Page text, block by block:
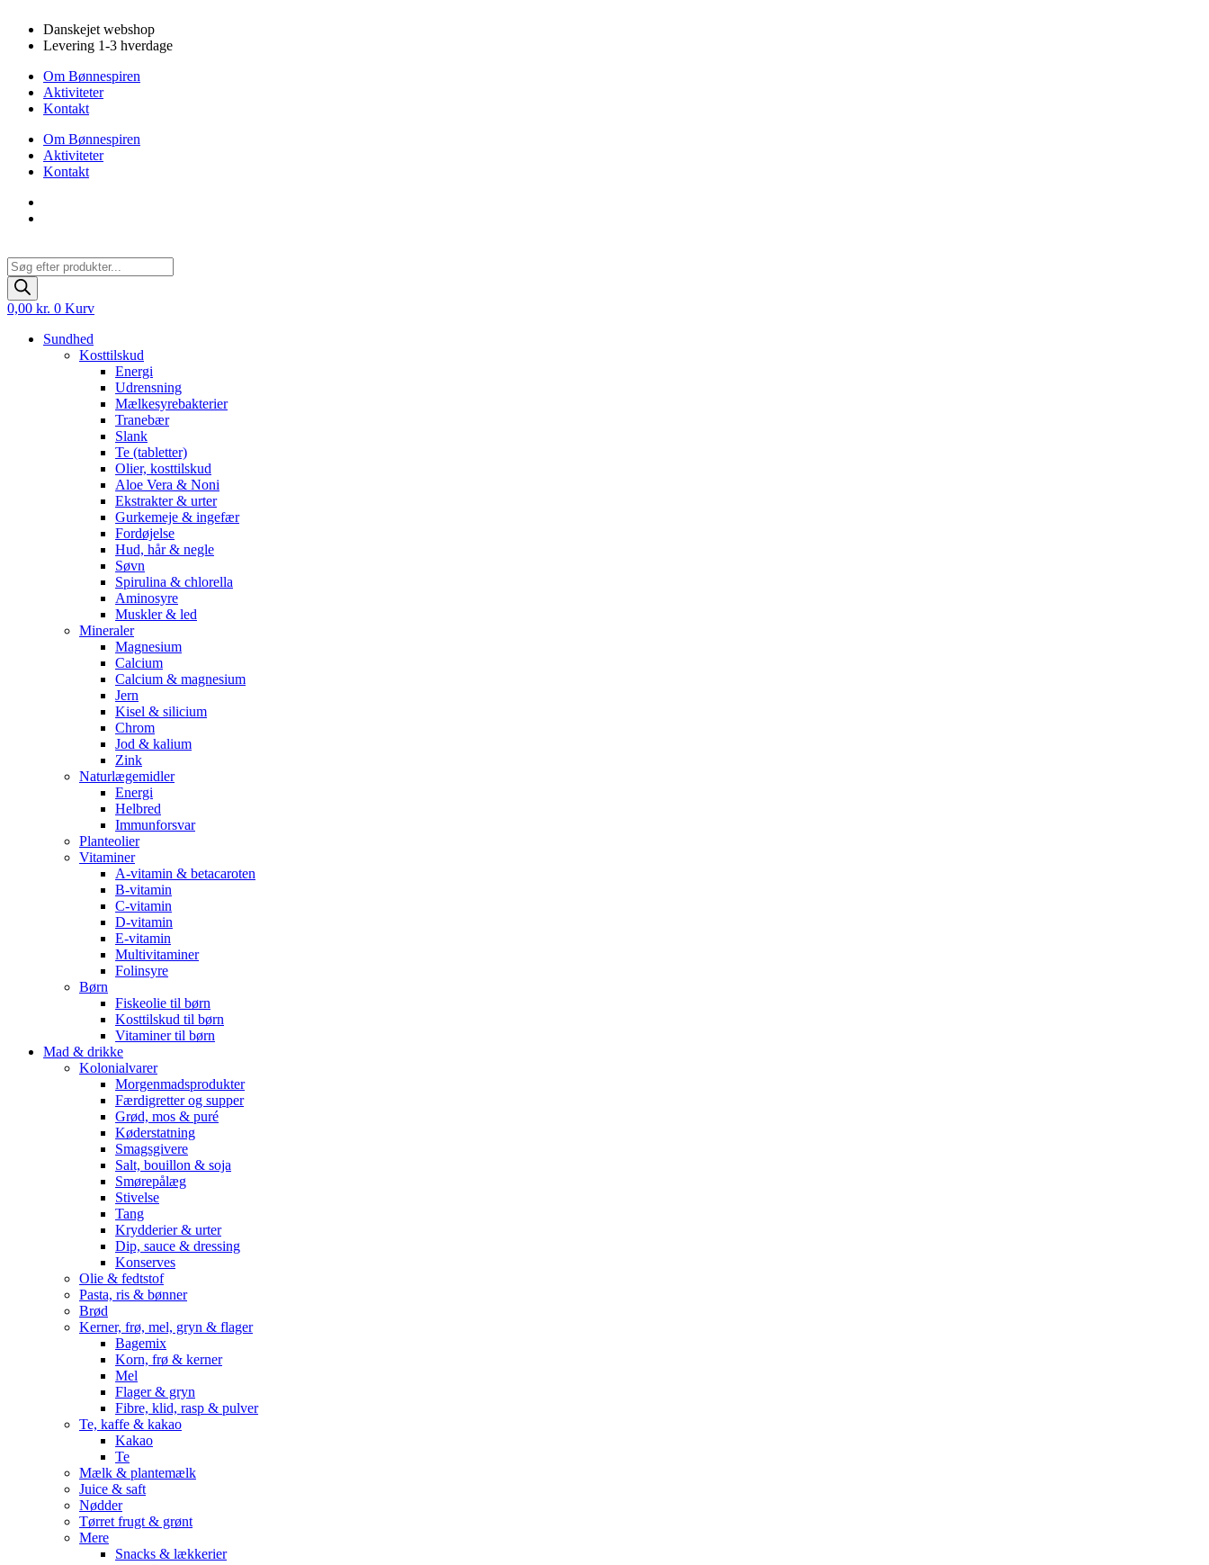
indhold
Danskejet webshop
Levering 1-3 hverdage
Om Bønnespiren
Aktiviteter
Kontakt
Om Bønnespiren
Aktiviteter
Kontakt
Products
search
0,00 kr. 0 Kurv
Sundhed
Kosttilskud
Energi
Udrensning
Mælkesyrebakterier
Tranebær
Slank
Te (tabletter)
Olier, kosttilskud
Aloe Vera & Noni
Ekstrakter & urter
Gurkemeje & ingefær
Fordøjelse
Hud, hår & negle
Søvn
Spirulina & chlorella
Aminosyre
Muskler & led
Mineraler
Magnesium
Calcium
Calcium & magnesium
Jern
Kisel & silicium
Chrom
Jod & kalium
Zink
Naturlægemidler
Energi
Helbred
Immunforsvar
Planteolier
Vitaminer
A-vitamin & betacaroten
B-vitamin
C-vitamin
D-vitamin
E-vitamin
Multivitaminer
Folinsyre
Børn
Fiskeolie til børn
Kosttilskud til børn
Vitaminer til børn
Mad & drikke
Kolonialvarer
Morgenmadsprodukter
Færdigretter og supper
Grød, mos & puré
Køderstatning
Smagsgivere
Salt, bouillon & soja
Smørepålæg
Stivelse
Tang
Krydderier & urter
Dip, sauce & dressing
Konserves
Olie & fedtstof
Pasta, ris & bønner
Brød
Kerner, frø, mel, gryn & flager
Bagemix
Korn, frø & kerner
Mel
Flager & gryn
Fibre, klid, rasp & pulver
Te, kaffe & kakao
Kakao
Te
Mælk & plantemælk
Juice & saft
Nødder
Tørret frugt & grønt
Mere
Snacks & lækkerier